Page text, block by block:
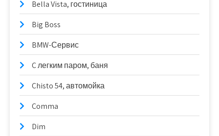
Bella Vista, гостиница
Big Boss
BMW-Сервис
C легким паром, баня
Chisto 54, автомойка
Comma
Dim